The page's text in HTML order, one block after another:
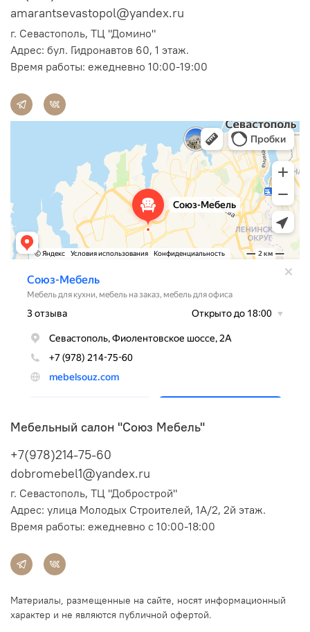
amarantsevastopol@yandex.ru
г. Севастополь, ТЦ "Домино"
Адрес: бул. Гидронавтов 60, 1 этаж.
Время работы: ежедневно 10:00-19:00
Мебельный салон "Союз Мебель"
+7(978)214-75-60
dobromebel1@yandex.ru
г. Севастополь, ТЦ "Добрострой"
Адрес: улица Молодых Строителей, 1А/2, 2й этаж.
Время работы: ежедневно с 10:00-18:00
Материалы, размещенные на сайте, носят информационный
характер и не являются публичной офертой.